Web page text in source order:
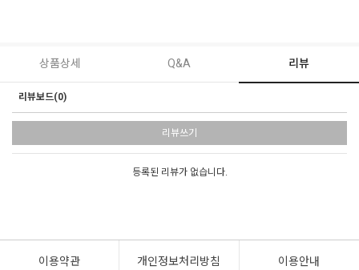
상품상세 Q&A 리뷰
리뷰보드(0)
리뷰쓰기
등록된 리뷰가 없습니다.
이용약관 개인정보처리방침 이용안내